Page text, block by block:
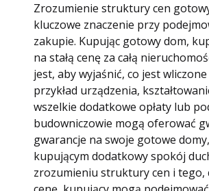
Zrozumienie struktury cen
kluczowe znaczenie przy
zakupie. Kupując gotowy dom,
na stałą cenę za całą
jest, aby wyjaśnić, co jest
przykład urządzenia,
wszelkie dodatkowe opłaty lub
budowniczowie mogą oferować
gwarancje na swoje gotowe
kupującym dodatkowy spokój
zrozumieniu struktury cen i tego,